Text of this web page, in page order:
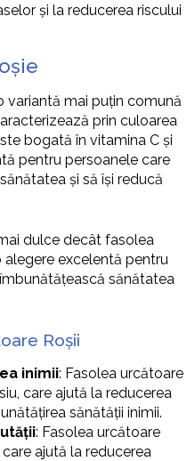
și la reducerea riscului
variantă mai puțin comună
prin culoarea
bogată în vitamina C și
pentru persoanele care
și să își reducă
dulce decât fasolea
alegere excelentă pentru
sănătatea
Roșii
inimii: Fasolea urcătoare
care ajută la reducerea
sănătății inimii.
: Fasolea urcătoare
ajută la reducerea